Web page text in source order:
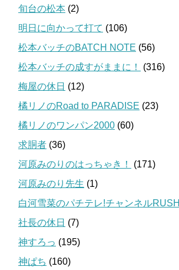
旬台の松本 (2)
明日に向かって打て (106)
松本バッチのBATCH NOTE (56)
松本バッチの成すがままに！
(316)
梅屋の休日 (12)
橘リノのRoad to PARADISE (23)
橘リノのワンパン2000 (60)
求胴者 (36)
河原みのりのはっちゃき！
(171)
河原みのり先生 (1)
白河雪菜のパチテレ!チャンネルRUSH
社長の休日 (7)
神すろっ (195)
神ぱち (160)